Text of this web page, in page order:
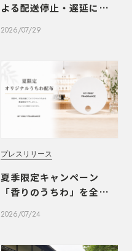
よる配送停止・遅延につ
2026/07/29
プレスリリース
夏季限定キャンペーン
「香りのうちわ」を全国1
2026/07/24